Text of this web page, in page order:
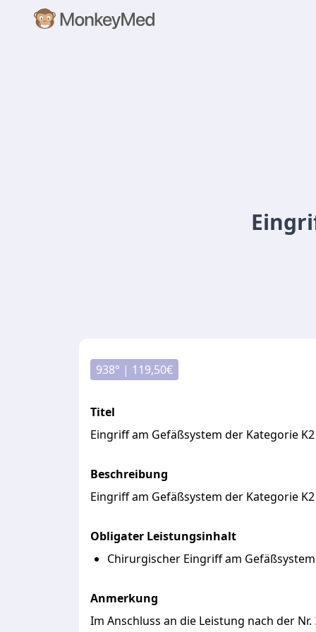
938° | 119,50€
Titel
Eingriff am Gefäßsystem der Kategorie K2
Beschreibung
Eingriffam Gefäßsystem der Kategorie K2
Obligater Leistungsinhalt
Chirurgischer Eingriff am
Anmerkung
Im Anschluss an die Leistung nach der Nr.